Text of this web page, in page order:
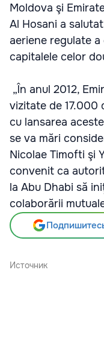
Moldova şi
Al Hosani a
aeriene regulate
capitalele celor
„În anul 2012,
vizitate de 17.000
cu lansarea
se va mări
Nicolae Timofti şi
convenit ca
la Abu Dhabi să
colaborării
Источник